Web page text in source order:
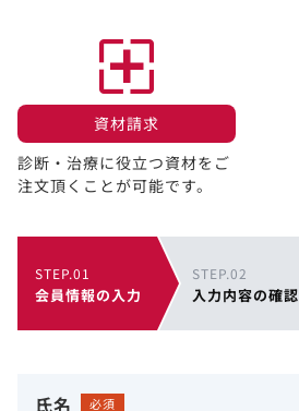
資材請求​
診断・治療に役立つ資材をご
注文頂くことが可能です。
STEP.01
会員情報の入力
STEP.02
入力内容の確認
氏名 必須